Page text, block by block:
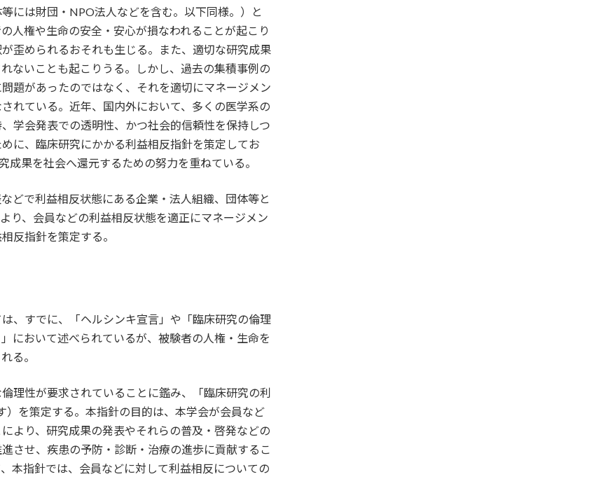
等には財団・NPO法人などを含む。以下同様。）と
人権や生命の安全・安心が損なわれることが起こり
歪められるおそれも生じる。また、適切な研究成果
ないことも起こりうる。しかし、過去の集積事例の
題があったのではなく、それを適切にマネージメン
れている。近年、国内外において、多くの医学系の
学会発表での透明性、かつ社会的信頼性を保持しつ
に、臨床研究にかかる利益相反指針を策定してお
果を社会へ還元するための努力を重ねている。
どで利益相反状態にある企業・法人組織、団体等と
り、会員などの利益相反状態を適正にマネージメン
反指針を策定する。
、すでに、「ヘルシンキ宣言」や「臨床研究の倫理
において述べられているが、被験者の人権・生命を
る。
理性が要求されていることに鑑み、「臨床研究の利
を策定する。本指針の目的は、本学会が会員など
より、研究成果の発表やそれらの普及・啓発などの
させ、疾患の予防・診断・治療の進歩に貢献するこ
本指針では、会員などに対して利益相反についての